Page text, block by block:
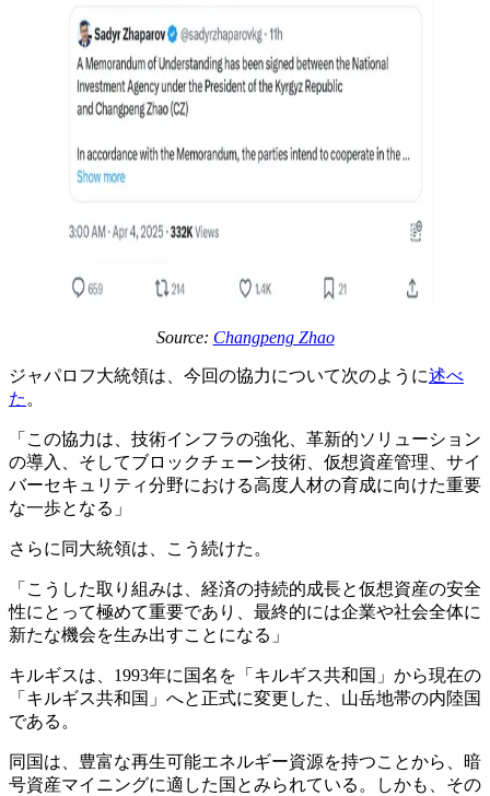
Source: Changpeng Zhao
ジャパロフ大統領は、今回の協力について次のように述べ
た 。
「この協力は、技術インフラの強化、革新的ソリューション
の導入、そしてブロックチェーン技術、仮想資産管理、サイ
バーセキュリティ分野における高度人材の育成に向けた重要
な一歩となる」
さらに同大統領は、こう続けた。
「こうした取り組みは、経済の持続的成長と仮想資産の安全
性にとって極めて重要であり、最終的には企業や社会全体に
新たな機会を生み出すことになる」
キルギスは、1993年に国名を「キルギス共和国」から現在の
「キルギス共和国」へと正式に変更した、山岳地帯の内陸国
である。
同国は、豊富な再生可能エネルギー資源を持つことから、暗
号資産マイニングに適した国とみられている。しかも、その